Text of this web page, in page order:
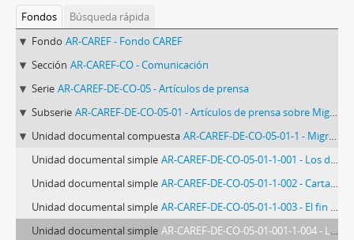
Fondos
Búsqueda rápida
Fondo AR-CAREF - Fondo CAREF
Sección AR-CAREF-CO - Comunicación
Serie AR-CAREF-DE-CO-05 - Artículos de prensa
Subserie AR-CAREF-DE-CO-05-01 - Artículos de prensa sobre Migración
Unidad documental compuesta AR-CAREF-DE-CO-05-01-1 - Migración (artículos de diarios) Antes del 31/12 del 79
Unidad documental simple AR-CAREF-DE-CO-05-01-1-001 - Los desterrados: uruguayos, paraguayos y brasileños
Unidad documental simple AR-CAREF-DE-CO-05-01-1-002 - Carta pastoral sobre refugiados
Unidad documental simple AR-CAREF-DE-CO-05-01-1-003 - El fin de una injusticia social
Unidad documental simple AR-CAREF-DE-CO-05-01-001-1-004 - La Argentina sostuvo en un Foro Mundial que incrementará su Población por Medio de la Natalidad y la Inmigración